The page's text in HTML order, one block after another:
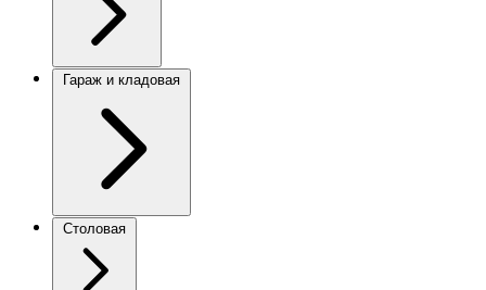
Гараж и кладовая
Столовая